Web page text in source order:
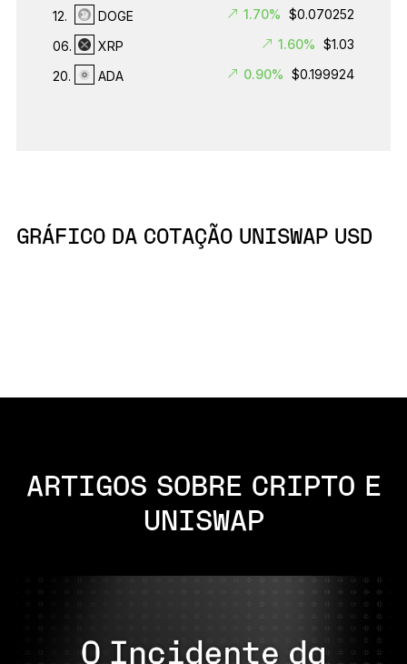
GRÁFICO DA COTAÇÃO UNISWAP USD
12. DOGE 1.70% $0.070252
06. XRP 1.60% $1.03
20. ADA 0.90% $0.199924
ARTIGOS SOBRE CRIPTO E
UNISWAP